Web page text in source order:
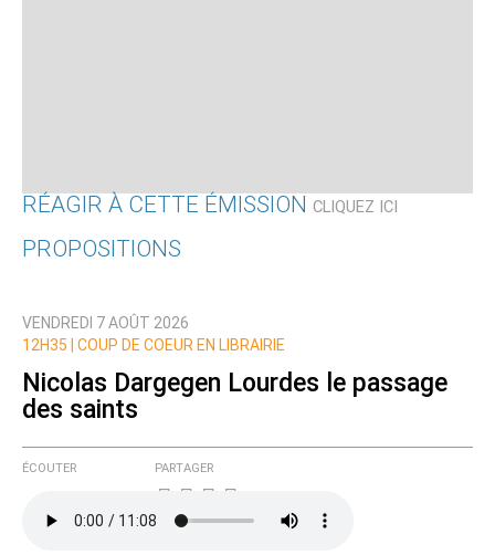
RÉAGIR À CETTE ÉMISSION CLIQUEZ ICI
Nom
Ajoutez votre commentaire ici
PROPOSITIONS
VENDREDI 7 AOÛT 2026
12H35 |
COUP DE COEUR EN LIBRAIRIE
Nicolas Dargegen Lourdes le passage
des saints
ÉCOUTER PARTAGER